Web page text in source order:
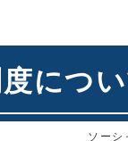
につ
ソーシ